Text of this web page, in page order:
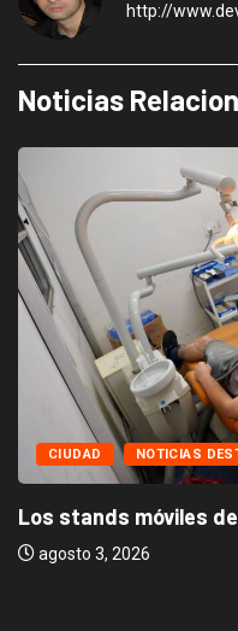
http://
Noticias
CIUDAD NOTICIAS
Los stands móviles
agosto 3, 2026